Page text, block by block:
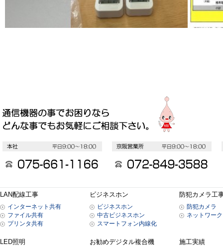
LAN配線工事
インターネット共有
ファイル共有
プリンタ共有
ビジネスホン
ビジネスホン
中古ビジネスホン
スマートフォン内線化
防犯カメラ工
防犯カメラ
ネットワー
LED照明 お勧めデジタル複合機 施工実績